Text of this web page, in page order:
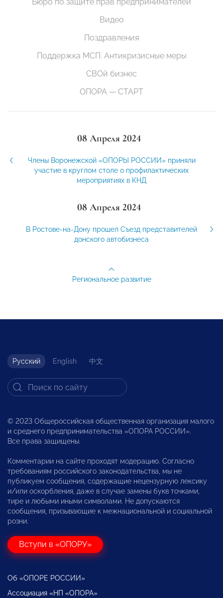
Видео
Поздравления
Поддержка МСП. Антикризисные меры
СВОй бизнес
ОПОРА — СТАРТ
08 Апреля 2024
Члены Воронежской «ОПОРЫ РОССИИ» приняли
участие в круглом столе о профилактических
мероприятиях в КНД
08 Апреля 2024
В Ростове-на-Дону прошел Съезд представителей
донского автобизнеса
Региональное развитие
Русский English 中文
© 2023 Общероссийская общественная организация малого
и среднего предпринимательства «ОПОРА РОССИИ».
Все права защищены.
Комментарии на сайте проходят модерацию. Согласно
требованиям российского законодательства, мы не
публикуем сообщения, содержащие нецензурную лексику
и/или оскорбления, даже в случае замены букв точками,
тире и любыми иными символами. Не допускаются
сообщения, призывающие к межнациональной и социальной
розни.
Вступи в «ОПОРУ»
Об «ОПОРЕ РОССИИ»
Ассоциация «НП «ОПОРА»